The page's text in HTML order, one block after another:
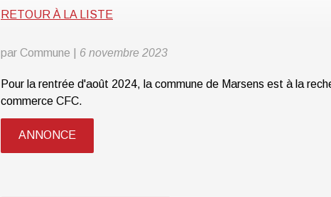
RETOUR À LA LISTE
par Commune 6 novembre 2023
Pour la rentrée d'août 2024, la commune de Marsens est à la
commerce CFC.
ANNONCE